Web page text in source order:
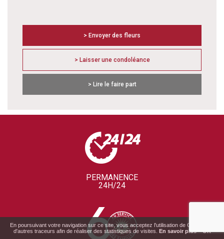
> Envoyer des fleurs
> Laisser une condoléance
> Lire le faire part
PERMANENCE
24H/24
En poursuivant votre navigation sur ce site, vous acceptez l'utilisation de Cookies ou
d'autres traceurs afin de réaliser des statistiques de visites. En savoir plus OK